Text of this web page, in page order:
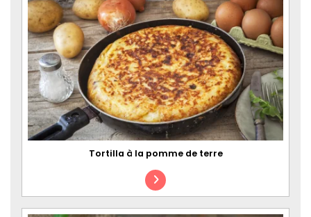
Tortilla à la pomme de terre